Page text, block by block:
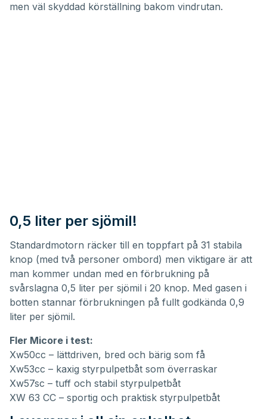
men väl skyddad körställning bakom vindrutan.
0,5 liter per sjömil!
Standardmotorn räcker till en toppfart på 31 stabila
knop (med två personer ombord) men viktigare är att
man kommer undan med en förbrukning på
svårslagna 0,5 liter per sjömil i 20 knop. Med gasen i
botten stannar förbrukningen på fullt godkända 0,9
liter per sjömil.
Fler Micore i test:
Xw50cc – lättdriven, bred och bärig som få
Xw53cc – kaxig styrpulpetbåt som överraskar
Xw57sc – tuff och stabil styrpulpetbåt
XW 63 CC – sportig och praktisk styrpulpetbåt